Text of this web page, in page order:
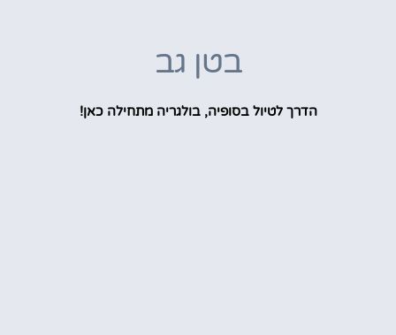
בטן גב
הדרך לטיול בסופיה, בולגריה מתחילה כאן!